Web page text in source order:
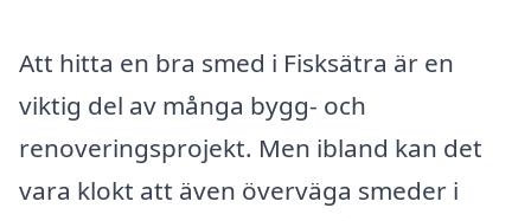
Att hitta en bra smed i Fisksätra är en
viktig del av många bygg- och
renoveringsprojekt. Men ibland kan det
vara klokt att även överväga smeder i